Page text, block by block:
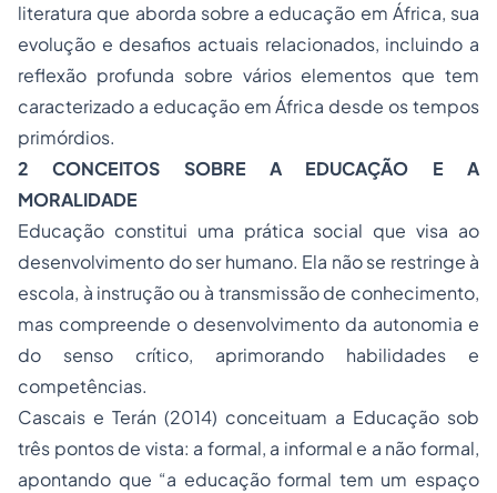
literatura que aborda sobre a educação em África, sua
evolução e desafios actuais relacionados, incluindo a
reflexão profunda sobre vários elementos que tem
caracterizado a educação em África desde os tempos
primórdios.
2 CONCEITOS SOBRE A EDUCAÇÃO E A
MORALIDADE
Educação constitui uma prática social que visa ao
desenvolvimento do ser humano. Ela não se restringe à
escola, à instrução ou à transmissão de conhecimento,
mas compreende o desenvolvimento da autonomia e
do senso crítico, aprimorando habilidades e
competências.
Cascais e Terán (2014) conceituam a Educação sob
três pontos de vista: a formal, a informal e a não formal,
apontando que “a educação formal tem um espaço